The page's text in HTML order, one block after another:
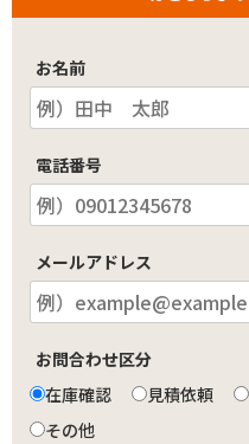
お名前
電話番号
メールアドレス
お問合わせ区分
在庫確認
見積依頼
その他